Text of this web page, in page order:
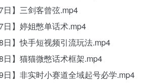
日】三剑客曾弦.mp4
日】婷姐憋单话术.mp4
日】快手短视频引流玩法.mp4
日】猫猫微憋话术框架.mp4
日】非实时小赛道全域起号必学.mp4